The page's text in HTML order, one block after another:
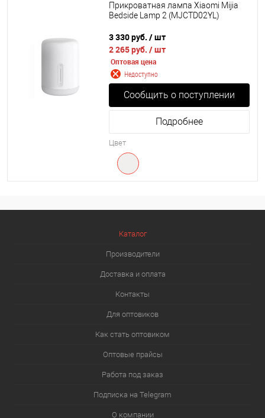
Прикроватная лампа Xiaomi Mijia
Bedside Lamp 2 (MJCTD02YL)
3 330 руб. / шт
2 265 руб. / шт
Оптовая цена
Недоступно
Сообщить о поступлении
Подробнее
Цвет
Каталог
Производители
Доставка и оплата
Контакты
Для оптовиков
Как стать оптовиком
Оптовые прайсы
Работа под заказ
Подписка на Telegram
О компании